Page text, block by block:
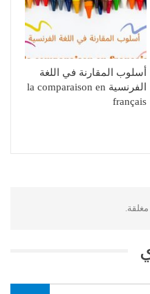
أسلوب المقارنة في اللغة
الفرنسية la comparaison en
français
مغلقة.